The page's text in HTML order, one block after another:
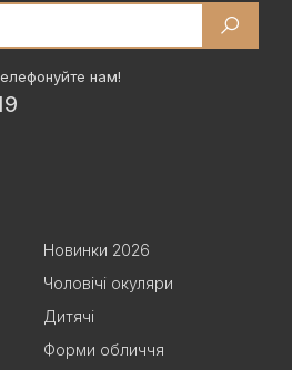
нам!
Новинки 2026
Чоловічі окуляри
Дитячі
Форми обличчя